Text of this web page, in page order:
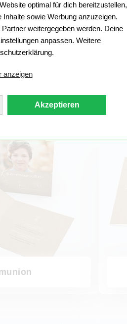
optimal für dich bereitzustellen,
sowie Werbung anzuzeigen.
weitergegeben werden. Deine
anpassen. Weitere
anzeigen
Akzeptieren